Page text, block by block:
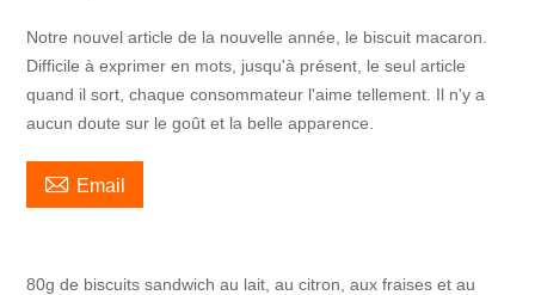
Notre nouvel article de la nouvelle année, le biscuit macaron.
Difficile à exprimer en mots, jusqu'à présent, le seul article
quand il sort, chaque consommateur l'aime tellement. Il n'y a
aucun doute sur le goût et la belle apparence.
 Email
80g de biscuits sandwich au lait, au citron, aux fraises et au